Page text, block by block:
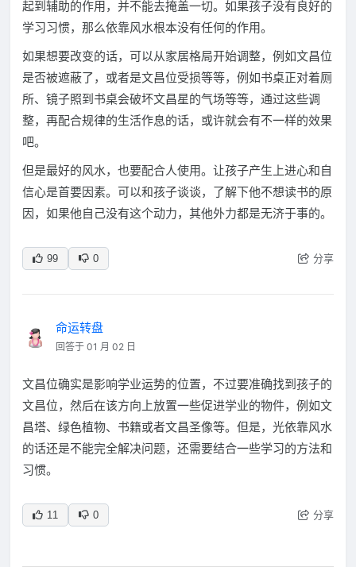
起到辅助的作用，并不能去掩盖一切。如果孩子没有良好的
学习习惯，那么依靠风水根本没有任何的作用。
如果想要改变的话，可以从家居格局开始调整，例如文昌位
是否被遮蔽了，或者是文昌位受损等等，例如书桌正对着厕
所、镜子照到书桌会破坏文昌星的气场等等，通过这些调
整，再配合规律的生活作息的话，或许就会有不一样的效果
吧。
但是最好的风水，也要配合人使用。让孩子产生上进心和自
信心是首要因素。可以和孩子谈谈，了解下他不想读书的原
因，如果他自己没有这个动力，其他外力都是无济于事的。
99 0 分享
命运转盘
回答于 01 月 02 日
文昌位确实是影响学业运势的位置，不过要准确找到孩子的
文昌位，然后在该方向上放置一些促进学业的物件，例如文
昌塔、绿色植物、书籍或者文昌圣像等。但是，光依靠风水
的话还是不能完全解决问题，还需要结合一些学习的方法和
习惯。
11 0 分享